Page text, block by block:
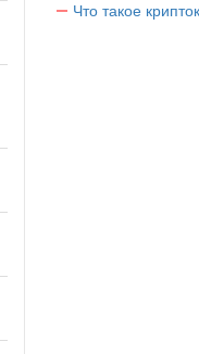
Что такое